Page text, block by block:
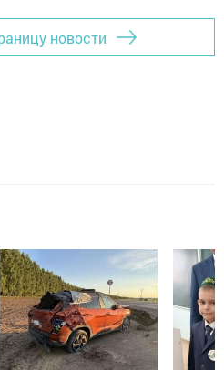
новости